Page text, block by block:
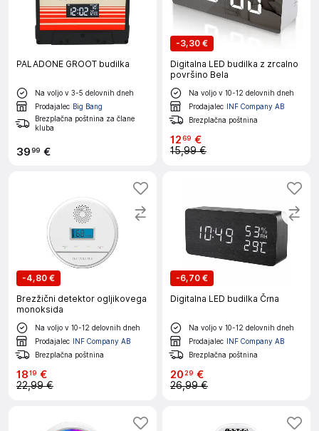
PALADONE GROOT budilka
Na voljo v 3-5 delovnih dneh
Prodajalec Big Bang
Brezplačna poštnina za člane
kluba
3999 €
-3,30 €
Digitalna LED budilka z zrcalno
površino Bela
Na voljo v 10-12 delovnih dneh
Prodajalec INF Company AB
Brezplačna poštnina
1269 €
15,99 €
-4,80 €
Brezžični detektor ogljikovega
monoksida
Na voljo v 10-12 delovnih dneh
Prodajalec INF Company AB
Brezplačna poštnina
1819 €
22,99 €
-6,70 €
Digitalna LED budilka Črna
Na voljo v 10-12 delovnih dneh
Prodajalec INF Company AB
Brezplačna poštnina
20 29 €
26,99 €